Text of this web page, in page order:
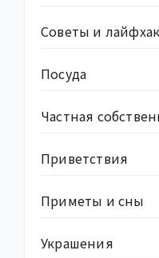
Советы и
Посуда
Частная
Приветствия
Приметы и сны
Украшения